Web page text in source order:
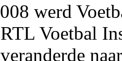
werd
Voetbal